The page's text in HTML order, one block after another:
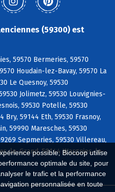
possible, Biocoop utilise
optimale du site, pour
le trafic et la performance
personnalisée en toute
(59300) est
59570 Bermeries, 59570
Houdain-lez-Bavay, 59570 La
Le Quesnoy, 59530
Jolimetz, 59530 Louvignies-
59530 Potelle, 59530
Bry, 59144 Eth, 59530 Frasnoy,
59990 Maresches, 59530
Sepmeries, 59530 Villereau,
le-Grand, 59144 Wargnies-le-